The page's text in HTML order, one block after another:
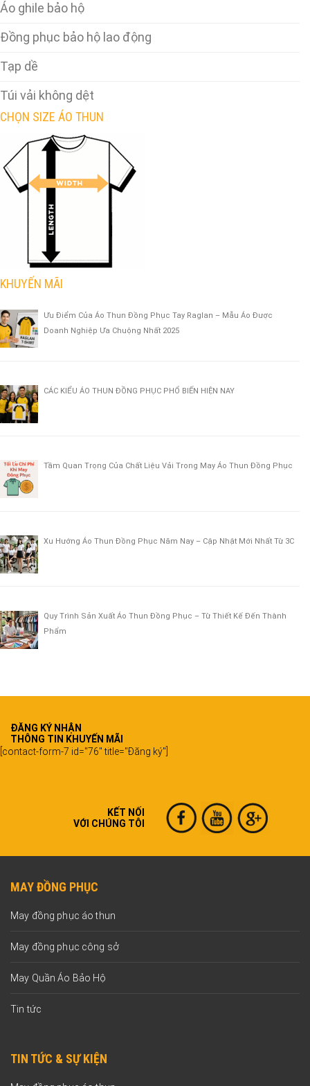
Áo ghile bảo hộ
Đồng phục bảo hộ lao động
Tạp dề
Túi vải không dệt
CHỌN SIZE ÁO THUN
KHUYẾN MÃI
Ưu Điểm Của Áo Thun Đồng Phục Tay Raglan – Mẫu Áo Được
Doanh Nghiệp Ưa Chuộng Nhất 2025
CÁC KIỂU ÁO THUN ĐỒNG PHỤC PHỔ BIẾN HIỆN NAY
Tầm Quan Trọng Của Chất Liệu Vải Trong May Áo Thun Đồng Phục
Xu Hướng Áo Thun Đồng Phục Năm Nay – Cập Nhật Mới Nhất Từ 3C
Quy Trình Sản Xuất Áo Thun Đồng Phục – Từ Thiết Kế Đến Thành
Phẩm
ĐĂNG KÝ NHẬN
THÔNG TIN KHUYẾN MÃI
[contact-form-7 id="76" title="Đăng ký"]
KẾT NỐI
VỚI CHÚNG TÔI
MAY ĐỒNG PHỤC
May đồng phục áo thun
May đồng phục công sở
May Quần Áo Bảo Hộ
Tin tức
TIN TỨC & SỰ KIỆN